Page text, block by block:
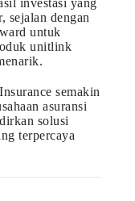
sejalan dengan
untuk
unitlink
semakin
asuransi
solusi
terpercaya